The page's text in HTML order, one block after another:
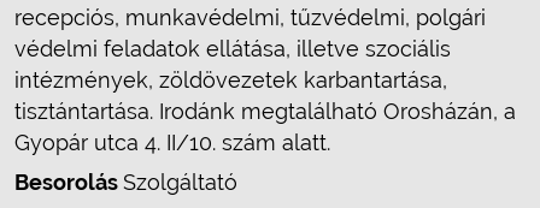
recepciós, munkavédelmi, tűzvédelmi, polgári
védelmi feladatok ellátása, illetve szociális
intézmények, zöldövezetek karbantartása,
tisztántartása. Irodánk megtalálható Orosházán, a
Gyopár utca 4. II/10. szám alatt.
BesorolásSzolgáltató